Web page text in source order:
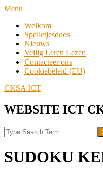
Skip
content
Navigation
Menu
Welkom
Spelletjesdoos
Nieuws
Veilig Leren Lezen
Contacteer ons
Cookiebeleid (EU)
CKSA ICT
WEBSITE ICT
Search
SUDOKU